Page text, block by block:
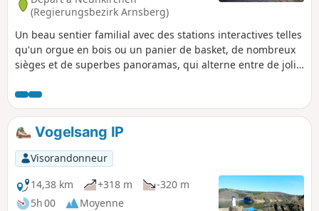
de Vogelsang, qui, depuis le retrait d'Allemagne des
troupes anglaises puis belges, a été reconverti en un centre
de mémoire.
(Regierungsbezirk Arnsberg)
Un beau sentier familial avec des stations interactives telles
qu'un orgue en bois ou un panier de basket, de nombreux
sièges et de superbes panoramas, qui alterne entre de jolis
Vogelsang IP
Visorandonneur
14,38 km
+318 m
-320 m
5h 00
Moyenne